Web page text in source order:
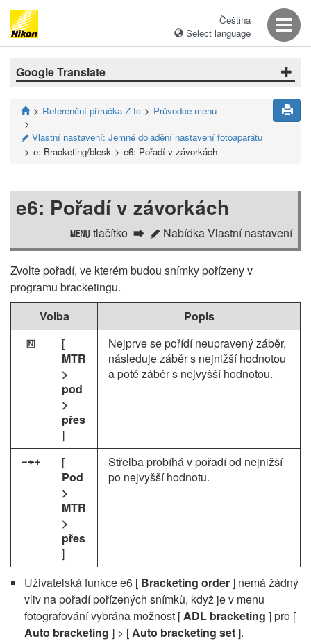
Čeština
Select language
Google Translate
Referenční příručka Z fc Průvodce menu
A Vlastní nastavení: Jemné doladění nastavení fotoaparátu
e: Bracketing/blesk
e6: Pořadí v závorkách
e6: Pořadí v závorkách
G tlačítko A Nabídka Vlastní nastavení
Zvolte pořadí, ve kterém budou snímky pořízeny v
programu bracketingu.
Volba
Popis
H
[
MTR
>
pod
>
přes
]
Nejprve se pořídí neupravený záběr,
následuje záběr s nejnižší hodnotou
a poté záběr s nejvyšší hodnotou.
I
[
Pod
>
MTR
>
přes
]
Střelba probíhá v pořadí od nejnižší
po nejvyšší hodnotu.
Uživatelská funkce e6 [ Bracketing order] nemá žádný
vliv na pořadí pořízených snímků, když je v menu
fotografování vybrána možnost [ADL bracketing ] pro [
Auto bracketing ] > [Auto bracketing set].